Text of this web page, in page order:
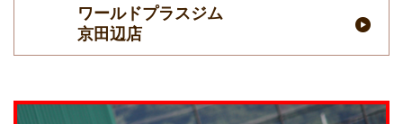
ワールドプラスジム
京田辺店